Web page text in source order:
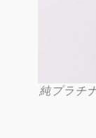
純プラチ